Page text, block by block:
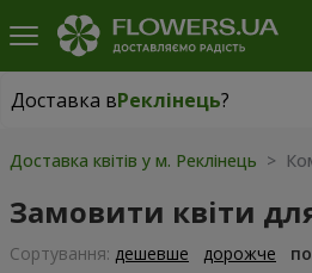
Доставка вРеклінець?
Доставка вРеклінець|
Доставка квітів у м. Реклінець >
Замовити квіти
Сортування: дешевше дорожче